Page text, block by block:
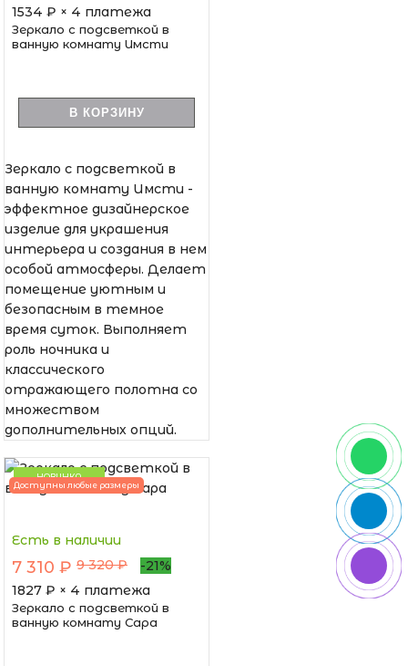
1534 ₽ × 4 платежа
Зеркало с подсветкой в
ванную комнату Имсти
В КОРЗИНУ
Зеркало с подсветкой в
ванную комнату Имсти -
эффектное дизайнерское
изделие для украшения
интерьера и создания в нем
особой атмосферы. Делает
помещение уютным и
безопасным в темное
время суток. Выполняет
роль ночника и
классического
отражающего полотна со
множеством
дополнительных опций.
НОВИНКА
Доступны любые размеры
Есть в наличии
7 310 ₽ 9 320 ₽
-21%
1827 ₽ × 4 платежа
Зеркало с подсветкой в
ванную комнату Сара